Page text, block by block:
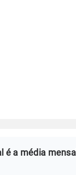
é a média